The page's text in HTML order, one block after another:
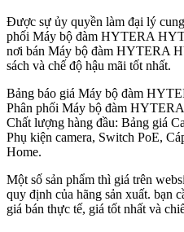
Được sự ủy quyền làm đại lý
phối Máy bộ đàm HYTERA
nơi bán Máy bộ đàm HYTERA
sách và chế độ hậu mãi tốt nhất.
Bảng báo giá Máy bộ đàm
Phân phối Máy bộ đàm
Chất lượng hàng đầu: Bảng giá
Phụ kiện camera, Switch PoE,
Home.
Một số sản phẩm thì giá trên
quy định của hãng sản xuất. bạn
giá bán thực tế, giá tốt nhất và